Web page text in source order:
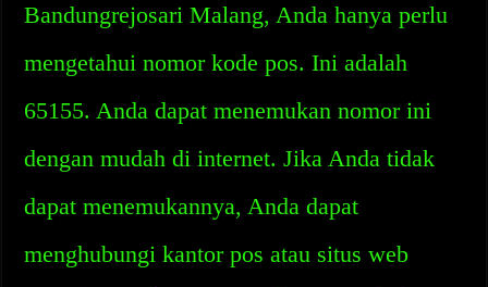
Bandungrejosari Malang, Anda hanya perlu
mengetahui nomor kode pos. Ini adalah
65155. Anda dapat menemukan nomor ini
dengan mudah di internet. Jika Anda tidak
dapat menemukannya, Anda dapat
menghubungi kantor pos atau situs web